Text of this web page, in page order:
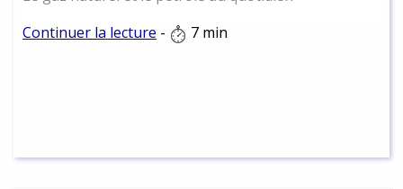
Continuer la lecture - 7 min